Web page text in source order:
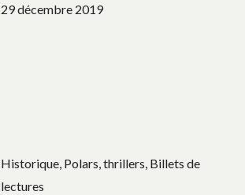
29 décembre 2019
Historique, Polars, thrillers, Billets de
lectures